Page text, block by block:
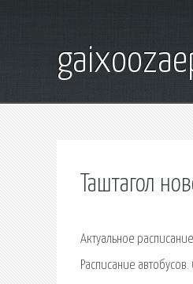
Таштагол
Актуальное
Расписание